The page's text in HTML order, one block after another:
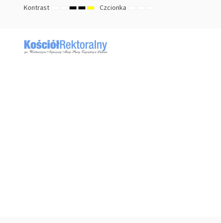
Kontrast TRYBHIGH
MODE
HIGH
MODE
HIGH
MODE
Czcionka